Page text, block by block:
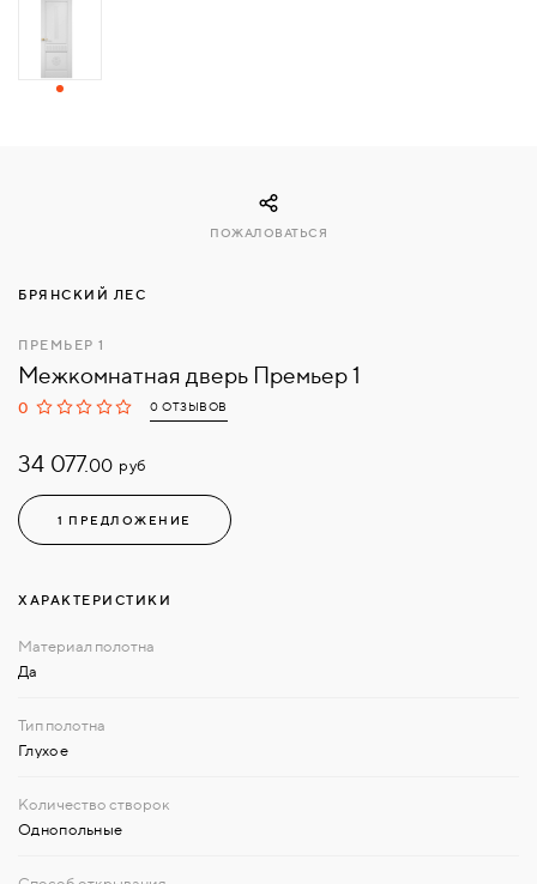
БРЯНСКИЙ ЛЕС
ПРЕМЬЕР 1
Межкомнатная дверь Премьер 1
0 0 ОТЗЫВОВ
34 077.00 руб
1 ПРЕДЛОЖЕНИЕ
ПОЖАЛОВАТЬСЯ
ХАРАКТЕРИСТИКИ
Да
Глухое
Однопольные